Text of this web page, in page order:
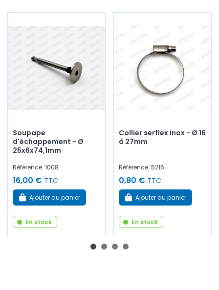
Soupape
d'échappement - Ø
25x6x74,1mm
Référence: 1008
16,00 € TTC
Ajouter au panier
En stock
Collier serflex inox - Ø 16
à 27mm
Référence: 5215
0,80 € TTC
Ajouter au panier
En stock